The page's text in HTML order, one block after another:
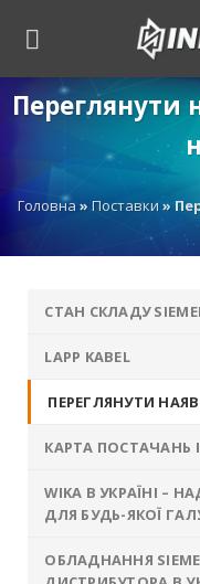
Переглянути
Головна» Поставки»
СТАН СКЛАДУ
LAPP KABEL
ПЕРЕГЛЯНУТИ
КАРТА
WIKA В УКРАЇНІ –
ДЛЯ БУДЬ-ЯКОЇ
ОБЛАДНАННЯ